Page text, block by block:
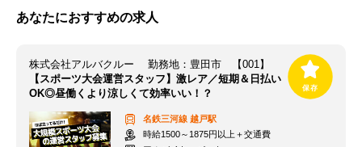
あなたにおすすめの求人
株式会社アルバクルー 勤務地：豊田市 【001】
【スポーツ大会運営スタッフ】激レア／短期＆日払い
OK◎昼働くより涼しくて効率いい！？
名鉄三河線 越戸駅
時給1500～1875円以上＋交通費